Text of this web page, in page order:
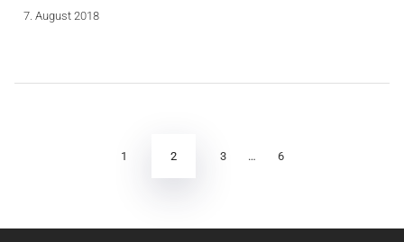
7. August 2018
1 2 3 … 6